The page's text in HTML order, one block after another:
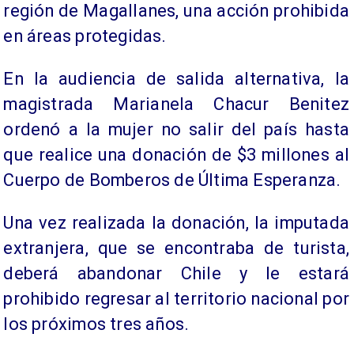
región de Magallanes, una acción prohibida
en áreas protegidas.
En la audiencia de salida alternativa, la
magistrada Marianela Chacur Benitez
ordenó a la mujer no salir del país hasta
que realice una donación de $3 millones al
Cuerpo de Bomberos de Última Esperanza.
Una vez realizada la donación, la imputada
extranjera, que se encontraba de turista,
deberá abandonar Chile y le estará
prohibido regresar al territorio nacional por
los próximos tres años.